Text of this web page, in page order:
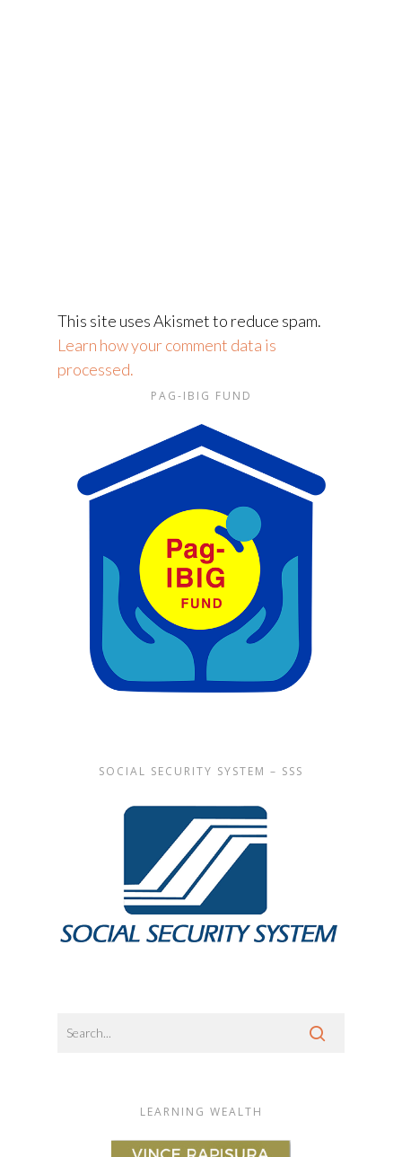
This site uses Akismet to reduce spam.
Learn how your comment data is
processed.
PAG-IBIG FUND
SOCIAL SECURITY SYSTEM – SSS
LEARNING WEALTH